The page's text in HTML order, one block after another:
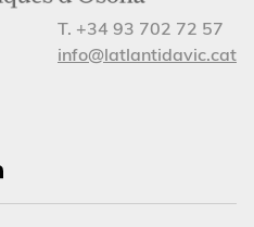
T. +34 93 702 72 57
info@latlantidavic.cat